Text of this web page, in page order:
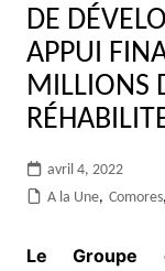
DE
APPUI
MILLIONS
avril 4, 2022
A la Une, Comores,
Le Groupe